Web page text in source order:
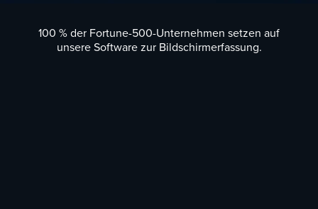
100 % der Fortune-500-Unternehmen setzen auf
unsere Software zur Bildschirmerfassung.